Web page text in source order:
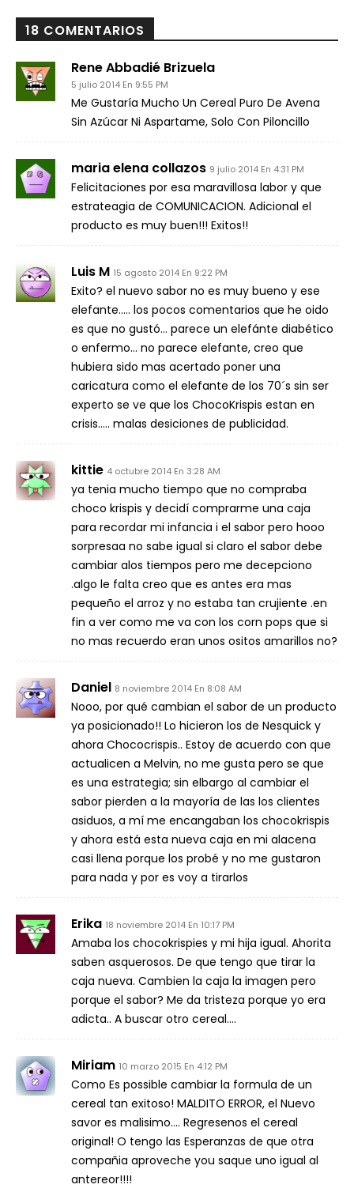
18 COMENTARIOS
Rene Abbadié Brizuela
5 julio 2014 En 9:55 PM
Me Gustaría Mucho Un Cereal Puro De Avena
Sin Azúcar Ni Aspartame, Solo Con Piloncillo
maria elena collazos 9 julio 2014 En 4:31 PM
Felicitaciones por esa maravillosa labor y que
estrateagia de COMUNICACION. Adicional el
producto es muy buen!!! Exitos!!
Luis M 15 agosto 2014 En 9:22 PM
Exito? el nuevo sabor no es muy bueno y ese
elefante….. los pocos comentarios que he oido
es que no gustó… parece un elefánte diabético
o enfermo… no parece elefante, creo que
hubiera sido mas acertado poner una
caricatura como el elefante de los 70´s sin ser
experto se ve que los ChocoKrispis estan en
crisis….. malas desiciones de publicidad.
kittie 4 octubre 2014 En 3:28 AM
ya tenia mucho tiempo que no compraba
choco krispis y decidí comprarme una caja
para recordar mi infancia i el sabor pero hooo
sorpresaa no sabe igual si claro el sabor debe
cambiar alos tiempos pero me decepciono
.algo le falta creo que es antes era mas
pequeño el arroz y no estaba tan crujiente .en
fin a ver como me va con los corn pops que si
no mas recuerdo eran unos ositos amarillos no?
Daniel 8 noviembre 2014 En 8:08 AM
Nooo, por qué cambian el sabor de un producto
ya posicionado!! Lo hicieron los de Nesquick y
ahora Chococrispis.. Estoy de acuerdo con que
actualicen a Melvin, no me gusta pero se que
es una estrategia; sin elbargo al cambiar el
sabor pierden a la mayoría de las los clientes
asiduos, a mí me encangaban los chocokrispis
y ahora está esta nueva caja en mi alacena
casi llena porque los probé y no me gustaron
para nada y por es voy a tirarlos
Erika 18 noviembre 2014 En 10:17 PM
Amaba los chocokrispies y mi hija igual. Ahorita
saben asquerosos. De que tengo que tirar la
caja nueva. Cambien la caja la imagen pero
porque el sabor? Me da tristeza porque yo era
adicta.. A buscar otro cereal….
Miriam 10 marzo 2015 En 4:12 PM
Como Es possible cambiar la formula de un
cereal tan exitoso! MALDITO ERROR, el Nuevo
savor es malisimo…. Regresenos el cereal
original! O tengo las Esperanzas de que otra
compañia aproveche you saque uno igual al
antereor!!!!